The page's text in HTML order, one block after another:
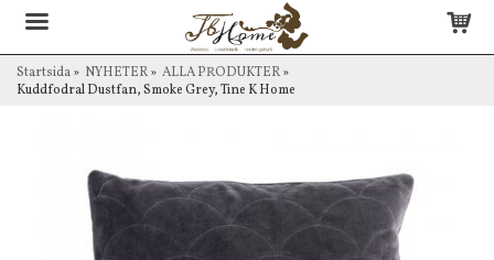
Startsida» NYHETER» ALLA PRODUKTER»
Kuddfodral Dustfan, Smoke Grey, Tine K Home